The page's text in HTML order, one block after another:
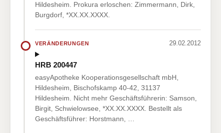
Hildesheim. Prokura erloschen: Zimmermann, Dirk,
Burgdorf, *XX.XX.XXXX.
VERÄNDERUNGEN 29.02.2012
HRB 200447
easyApotheke Kooperationsgesellschaft mbH,
Hildesheim, Bischofskamp 40-42, 31137
Hildesheim. Nicht mehr Geschäftsführerin: Samson,
Birgit, Schwielowsee, *XX.XX.XXXX. Bestellt als
Geschäftsführer: Horstmann, …